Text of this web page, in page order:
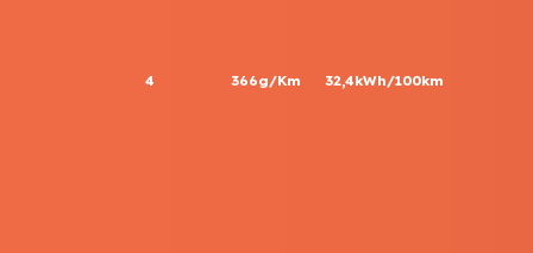
4 366g/Km 32,4kWh/100km